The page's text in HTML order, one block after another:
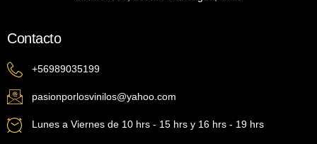
Contacto
+56989035199
pasionporlosvinilos@yahoo.com
Lunes a Viernes de 10 hrs - 15 hrs y 16 hrs - 19 hrs